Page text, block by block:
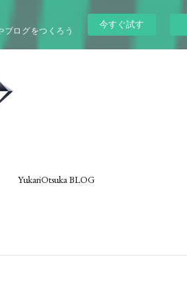
ブログをつくろう
今すぐ試す
YukariOtsuka BLOG